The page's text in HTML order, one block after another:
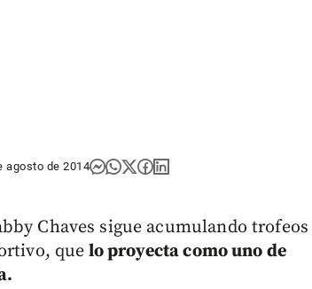
agosto de 2014
Chaves sigue acumulando trofeos
que lo proyecta como uno de